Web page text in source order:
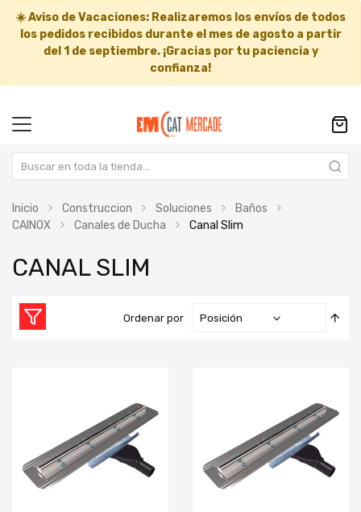
☀️Aviso de Vacaciones: Realizaremos los envíos de todos
los pedidos recibidos durante el mes de agosto a partir
del 1 de septiembre. ¡Gracias por tu paciencia y
confianza!
Inicio Construccion Soluciones
Baños
CAINOX
Canales de Ducha Canal Slim
CANAL SLIM
Ordenar por